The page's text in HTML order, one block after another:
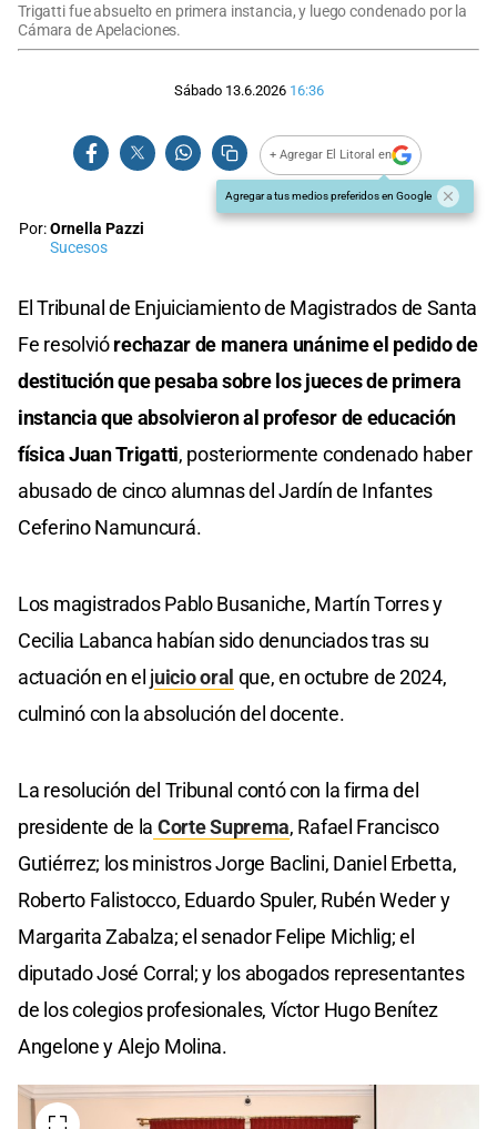
Trigatti fue absuelto en primera instancia, y luego condenado por la
Cámara de Apelaciones.
Sábado 13.6.2026 16:36
+ Agregar El Litoral en
Agregar a tus medios preferidos en Google
Por:Ornella Pazzi
Sucesos
El Tribunal de Enjuiciamiento de Magistrados de Santa
Fe resolviórechazar de manera unánime el pedido de
destitución que pesaba sobre los jueces de primera
instancia que absolvieron al profesor de educación
física Juan Trigatti, posteriormente condenado haber
abusado de cinco alumnas del Jardín de Infantes
Ceferino Namuncurá.
Los magistrados Pablo Busaniche, Martín Torres y
Cecilia Labanca habían sido denunciados tras su
actuación en el juicio oral que, en octubre de 2024,
culminó con la absolución del docente.
La resolución del Tribunal contó con la firma del
presidente de la Corte Suprema, Rafael Francisco
Gutiérrez; los ministros Jorge Baclini, Daniel Erbetta,
Roberto Falistocco, Eduardo Spuler, Rubén Weder y
Margarita Zabalza; el senador Felipe Michlig; el
diputado José Corral; y los abogados representantes
de los colegios profesionales, Víctor Hugo Benítez
Angelone y Alejo Molina.